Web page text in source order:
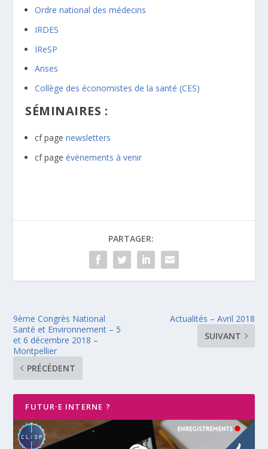
Ordre national des médecins
IRDES
IReSP
Anses
Collège des économistes de la santé (CES)
SÉMINAIRES :
cf pagenewsletters
cf pageévènements à venir
PARTAGER:
9ème Congrès National
Santé et Environnement – 5
et 6 décembre 2018 –
Montpellier
PRÉCÉDENT
Actualités – Avril 2018
SUIVANT
FUTUR·E INTERNE ?